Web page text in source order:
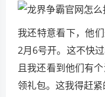
我还特意看下，他
2月6号开。这不快
且我还看到他们有
领礼包。这我得赶紧